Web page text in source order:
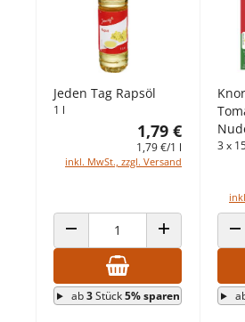
Jeden Tag Rapsöl
1 l
1,79 €
1,79 €/1 l
inkl. MwSt., zzgl. Versand
ANZAHL VERRINGERNANZAHL
ab3Stück5% sparen
3 x